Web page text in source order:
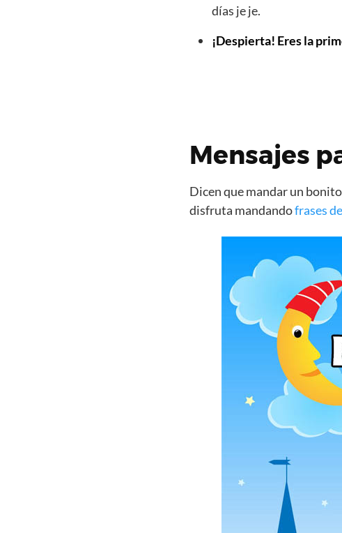
días je je.
¡Despierta! Eres la
Mensajes
Dicen que mandar un
disfruta mandandofrases